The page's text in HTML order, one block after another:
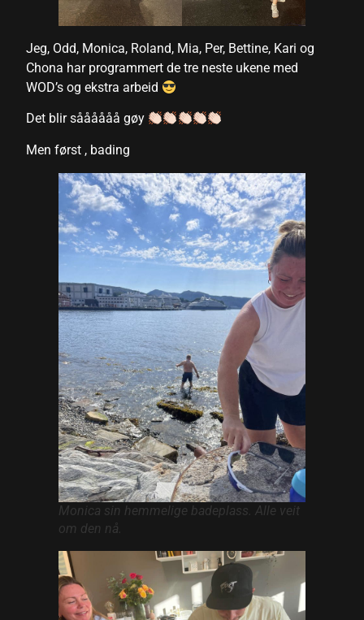
Jeg, Odd, Monica, Roland, Mia, Per, Bettine, Kari og
Chona har programmert de tre neste ukene med
WOD’s og ekstra arbeid
Det blir såååååå gøy
Men først , bading
Monica sin hemmelige badeplass. Alle veit
om den nå.